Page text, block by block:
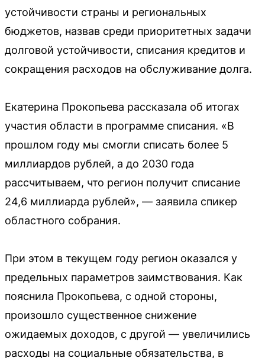
устойчивости страны и региональных
бюджетов, назвав среди приоритетных задачи
долговой устойчивости, списания кредитов и
сокращения расходов на обслуживание долга.
Екатерина Прокопьева рассказала об итогах
участия области в программе списания. «В
прошлом году мы смогли списать более 5
миллиардов рублей, а до 2030 года
рассчитываем, что регион получит списание
24,6 миллиарда рублей», — заявила спикер
областного собрания.
При этом в текущем году регион оказался у
предельных параметров заимствования. Как
пояснила Прокопьева, с одной стороны,
произошло существенное снижение
ожидаемых доходов, с другой — увеличились
расходы на социальные обязательства, в